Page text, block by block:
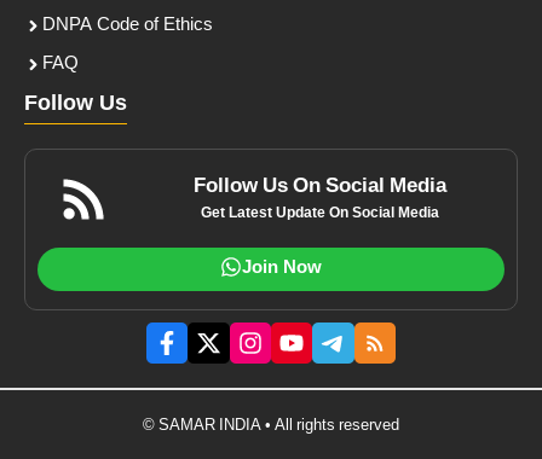
DNPA Code of Ethics
FAQ
Follow Us
Follow Us On Social Media
Get Latest Update On Social Media
Join Now
© SAMAR INDIA • All rights reserved